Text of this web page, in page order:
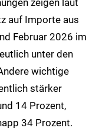
auf Importe aus
Februar 2026 im
unter den
wichtige
stärker
14 Prozent,
34 Prozent.